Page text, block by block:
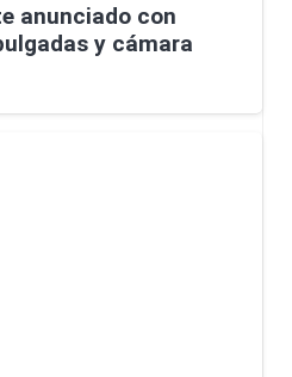
anunciado con
y cámara